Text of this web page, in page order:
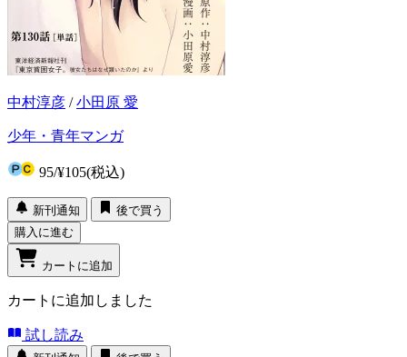
中村淳彦 /小田原 愛
少年・青年マンガ
95/¥105(税込)
新刊通知
後で買う
購入に進む
カートに追加
カートに追加しました
試し読み